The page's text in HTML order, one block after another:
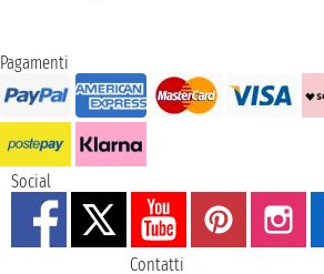
Pagamenti
Social
Contatti